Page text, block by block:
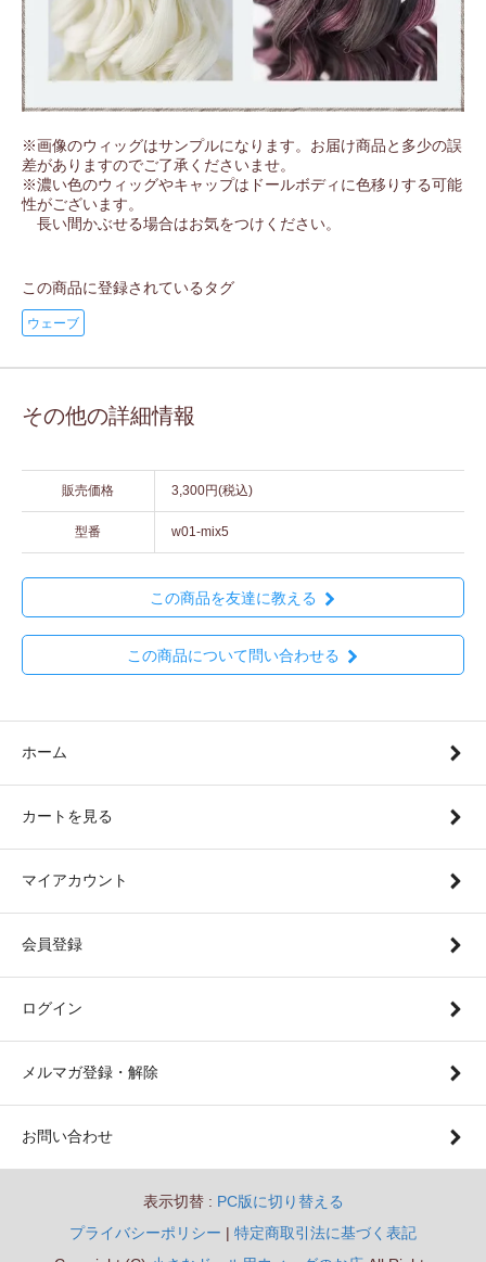
※画像のウィッグはサンプルになります。お届け商品と多少の誤
差がありますのでご了承くださいませ。
※濃い色のウィッグやキャップはドールボディに色移りする可能
性がございます。
長い間かぶせる場合はお気をつけください。
この商品に登録されているタグ
ウェーブ
その他の詳細情報
販売価格 3,300円(税込)
型番 w01-mix5
この商品を友達に教える
この商品について問い合わせる
ホーム
カートを見る
マイアカウント
会員登録
ログイン
メルマガ登録・解除
お問い合わせ
表示切替 : PC版に切り替える
プライバシーポリシー | 特定商取引法に基づく表記